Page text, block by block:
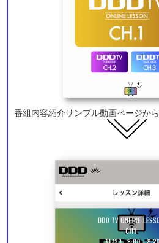
番組内容紹介サンプル動画ページから